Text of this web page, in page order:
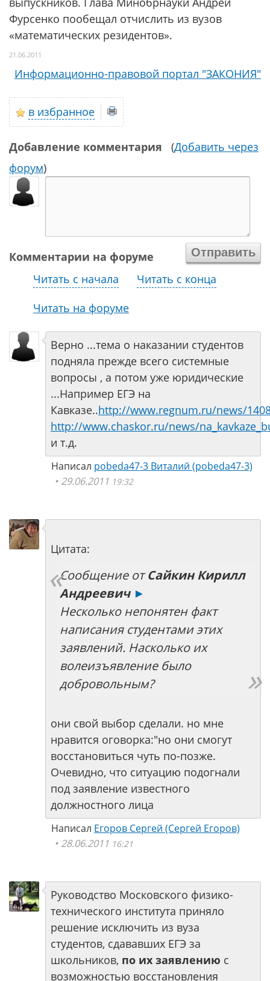
Фурсенко пообещал отчислить из вузов
«математических резидентов».
21.06.2011
Информационно-правовой портал "ЗАКОНИЯ"
в избранное
Добавление комментария (Добавить через
форум)
Комментарии на форуме
Читать с начала
Читать с конца
Читать на форуме
Верно ...тема о наказании студентов
подняла прежде всего системные
вопросы , а потом уже юридические
...Например ЕГЭ на
Кавказе..http://www.regnum.ru/news/
http://www.chaskor.ru/news/
и т.д.
Написал pobeda47-3 Виталий (pobeda47-3)
29.06.2011 19:32
Цитата:
Сообщение отСайкин Кирилл
Андреевич ►
Несколько непонятен факт
написания студентами этих
заявлений. Насколько их
волеизъявление было
добровольным?
они свой выбор сделали. но мне
нравится оговорка:"но они смогут
восстановиться чуть по-позже.
Очевидно, что ситуацию подогнали
под заявление известного
должностного лица
Написал Егоров Сергей (Сергей Егоров)
28.06.2011 16:21
Руководство Московского физико-
технического института приняло
решение исключить из вуза
студентов, сдававших ЕГЭ за
школьников, по их заявлению с
возможностью восстановления